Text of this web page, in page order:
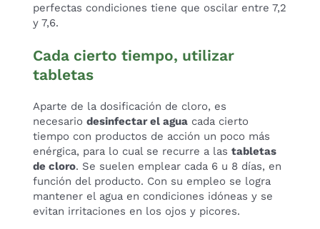
perfectas condiciones tiene que oscilar entre 7,2
y 7,6.
Cada cierto tiempo, utilizar
tabletas
Aparte de la dosificación de cloro, es
necesario desinfectar el aguacada cierto
tiempo con productos de acción un poco más
enérgica, para lo cual se recurre a las tabletas
de cloro. Se suelen emplear cada 6 u 8 días, en
función del producto. Con su empleo se logra
mantener el agua en condiciones idóneas y se
evitan irritaciones en los ojos y picores.